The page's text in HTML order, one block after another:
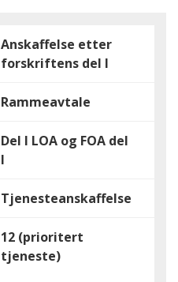
Anskaffelse etter
forskriftens del I
Rammeavtale
Del I LOA og FOA del
I
Tjenesteanskaffelse
12 (prioritert
tjeneste)